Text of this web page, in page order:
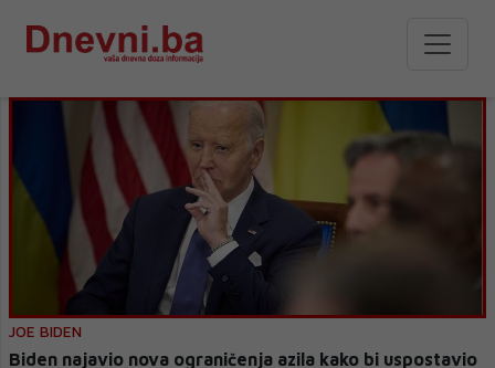
JOE BIDEN
Biden najavio nova ograničenja azila kako bi uspostavio